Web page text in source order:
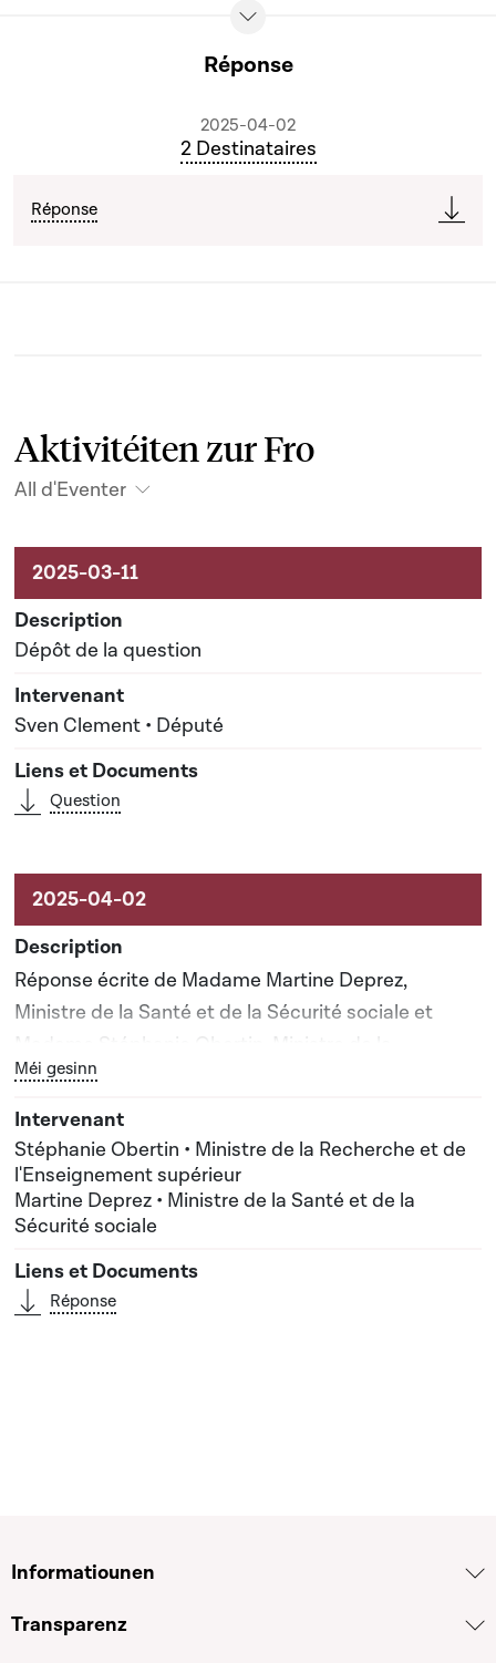
Réponse
2025-04-02
2 Destinataires
Réponse
Aktivitéiten zur Fro
All d'Eventer
Aktivitéiten um Dossier
Dépôt de la question
Sven Clement • Député
Question
Réponse écrite de Madame Martine Deprez,
Ministre de la Santé et de la Sécurité sociale et
Madame Stéphanie Obertin, Ministre de la
Recherche et de l'Enseignement supérieur
Bouton graphique servant à afficher ou cacher tous les
Méi gesinn
Stéphanie Obertin • Ministre de la Recherche et de
l'Enseignement supérieur
Martine Deprez • Ministre de la Santé et de la
Sécurité sociale
Réponse
Informatiounen
Transparenz